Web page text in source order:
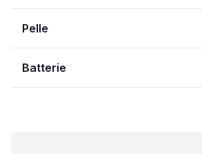
Pelle
Batterie